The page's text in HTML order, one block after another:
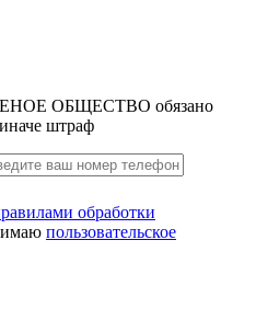
ОБЩЕСТВО обязано
штраф
обработки
пользовательское